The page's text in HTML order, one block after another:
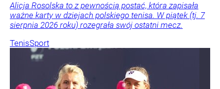
Alicja Rosolska to z pewnością postać, która zapisała
ważne karty w dziejach polskiego tenisa. W piątek (tj. 7
sierpnia 2026 roku) rozegrała swój ostatni mecz.
TenisSport